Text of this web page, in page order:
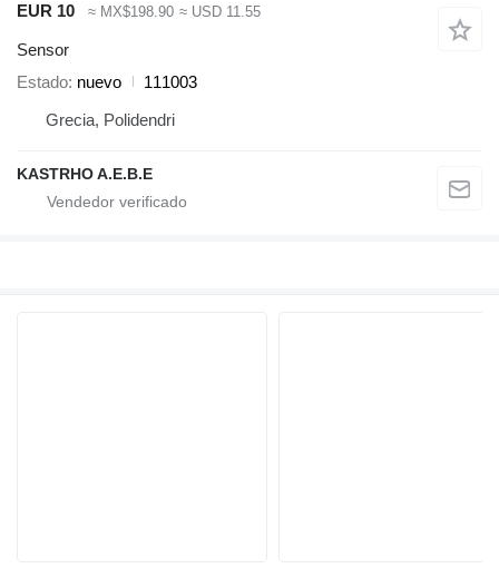
EUR 10
≈ MX$198.90 ≈ USD 11.55
Sensor
Estado nuevo
111003
Grecia, Polidendri
KASTRHO A.E.B.E